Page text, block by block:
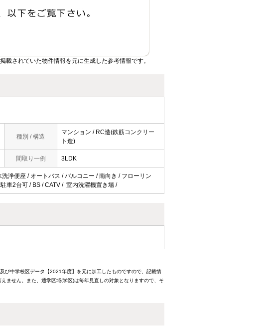
されていた物件情報を元に生成した参考情報です。
種別 / 構造
マンション / RC造(鉄筋コンクリー
ト造)
間取り一例 3LDK
浄便座 / オートバス / バルコニー / 南向き / フローリン
車2台可 / BS / CATV / 室内洗濯機置き場 /
び中学校区データ【2021年度】を元に加工したものですので、記載情
ません。また、通学区域(学区)は毎年見直しの対象となりますので、そ